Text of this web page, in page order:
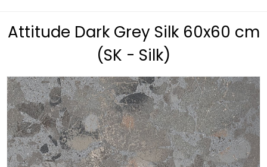
Attitude Dark Grey Silk 60x60 cm
(SK - Silk)